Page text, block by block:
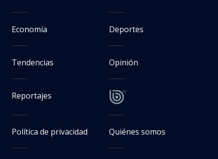
Economía Deportes
Tendencias Opinión
Reportajes
Política de privacidad Quiénes somos